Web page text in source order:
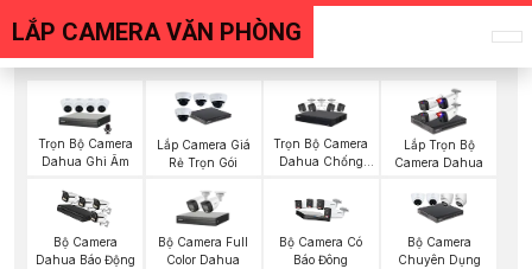
LẮP CAMERA VĂN PHÒNG
Trọn Bộ Camera
Dahua Ghi Âm
Lắp Camera Giá
Rẻ Trọn Gói
Trọn Bộ Camera
Dahua Chống
Lắp Trọn Bộ
Camera Dahua
Bộ Camera
Dahua Báo Động
Bộ Camera Full
Color Dahua
Bộ Camera Có
Báo Đông
Bộ Camera
Chuyên Dụng